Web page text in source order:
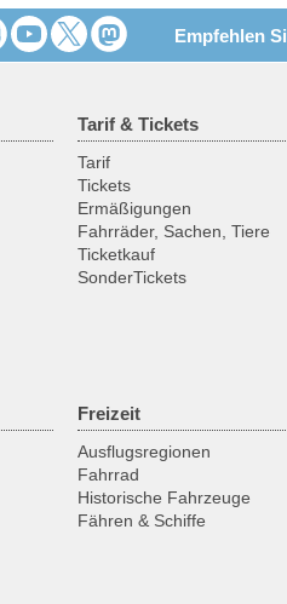
Empfehlen
Tarif & Tickets
Tarif
Tickets
Ermäßigungen
Fahrräder, Sachen, Tiere
Ticketkauf
SonderTickets
Freizeit
Ausflugsregionen
Fahrrad
Historische Fahrzeuge
Fähren & Schiffe